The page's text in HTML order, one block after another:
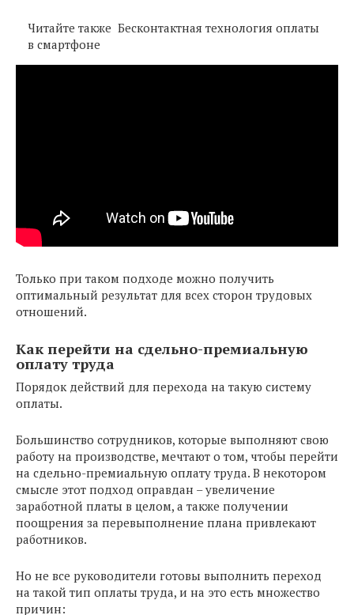
Читайте также Бесконтактная технология оплаты
в смартфоне
Только при таком подходе можно получить
оптимальный результат для всех сторон трудовых
отношений.
Как перейти на сдельно-премиальную
оплату труда
Порядок действий для перехода на такую систему
оплаты.
Большинство сотрудников, которые выполняют свою
работу на производстве, мечтают о том, чтобы перейти
на сдельно-премиальную оплату труда. В некотором
смысле этот подход оправдан – увеличение
заработной платы в целом, а также получении
поощрения за перевыполнение плана привлекают
работников.
Но не все руководители готовы выполнить переход
на такой тип оплаты труда, и на это есть множество
причин: